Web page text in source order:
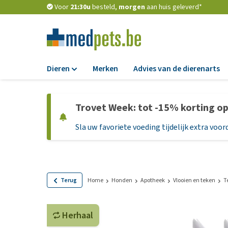
Voor 21:30u besteld, morgen aan huis geleverd*
Dieren
Hondenbrokken
Natvoer
Graanvrij
Merken Advies van de dierenarts
Trovet Week: tot -15% korting
Sla uw favoriete voeding tijdelijk extra
Terug Home Honden Apotheek Vlooien en teken
Herhaal